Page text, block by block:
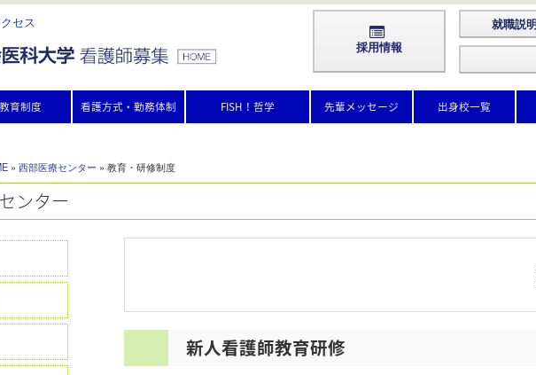
セス
採用情報
就職説
教育制度 看護方式・勤務体制 FISH！哲学 先輩メッセージ 出身校一覧
» 西部医療センター » 教育・研修制度
ンター
新人看護師教育研修